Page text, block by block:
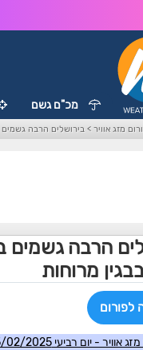
מכ"ם גשם
מזג אוויר >בירושלים הרבה גשמים
הרבה גשמים
מרוחות
לפורום
אוויר - יום רביעי 05/02/2025